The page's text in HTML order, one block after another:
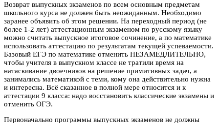
Возврат выпускных экзаменов по всем основным предметам
школьного курса не должен быть неожиданным. Необходимо
заранее объявить об этом решении. На переходный период (не
более 1-2 лет) аттестационным экзаменом по русскому языку
можно считать выпускное итоговое сочинение, а по математике
использовать аттестацию по результатам текущей успеваемости.
Базовый ЕГЭ по математике отменить НЕЗАМЕДЛИТЕЛЬНО,
чтобы учителя в выпускном классе не тратили время на
натаскивание двоечников на решение примитивных задач, а
занимались математикой с теми, кому она действительно нужна
и интересна. Всё сказанное в полной мере относится и к
аттестации 9 класса: надо восстановить классические экзамены и
отменить ОГЭ.
Первоначально программы выпускных экзаменов не должны